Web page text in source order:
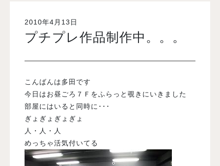
学生生活
入試案内
学校情報
オープンキャンパス
2010年4月13日
プチプレ作品制作中。。。
こんばんは多田です
今日はお昼ごろ７Ｆをふらっと覗きにいきました
部屋にはいると同時に･･･
ぎょぎょぎょぎょ
人・人・人
めっちゃ活気付いてる